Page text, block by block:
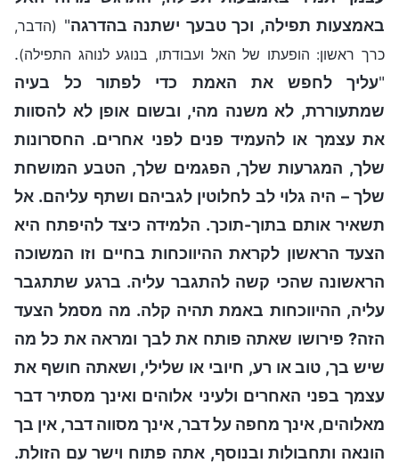
באמצעות תפילה, וכך טבעך ישתנה בהדרגה" (הדבר,
כרך ראשון: הופעתו של האל ועבודתו, בנוגע לנוהג התפילה).
"עליך לחפש את האמת כדי לפתור כל בעיה
שמתעוררת, לא משנה מהי, ובשום אופן לא להסוות
את עצמך או להעמיד פנים לפני אחרים. החסרונות
שלך, המגרעות שלך, הפגמים שלך, הטבע המושחת
שלך – היה גלוי לב לחלוטין לגביהם ושתף עליהם. אל
תשאיר אותם בתוך-תוכך. הלמידה כיצד להיפתח היא
הצעד הראשון לקראת ההיווכחות בחיים וזו המשוכה
הראשונה שהכי קשה להתגבר עליה. ברגע שתתגבר
עליה, ההיווכחות באמת תהיה קלה. מה מסמל הצעד
הזה? פירושו שאתה פותח את לבך ומראה את כל מה
שיש בך, טוב או רע, חיובי או שלילי, ושאתה חושף את
עצמך בפני האחרים ולעיני אלוהים ואינך מסתיר דבר
מאלוהים, אינך מחפה על דבר, אינך מסווה דבר, אין בך
הונאה ותחבולות ובנוסף, אתה פתוח וישר עם הזולת.